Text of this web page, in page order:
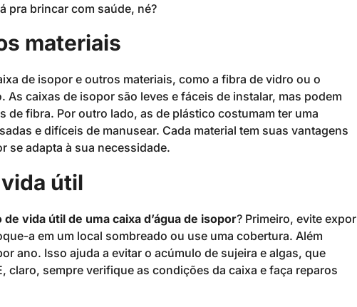
pra brincar com saúde, né?
materiais
de isopor e outros materiais, como a fibra de vidro ou o
As caixas de isopor são leves e fáceis de instalar, mas podem
de fibra. Por outro lado, as de plástico costumam ter uma
e difíceis de manusear. Cada material tem suas vantagens
se adapta à sua necessidade.
útil
de vida útil de uma caixa d’água de isopor? Primeiro, evite expor
a em um local sombreado ou use uma cobertura. Além
ano. Isso ajuda a evitar o acúmulo de sujeira e algas, que
claro, sempre verifique as condições da caixa e faça reparos